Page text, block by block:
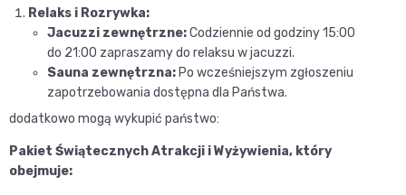
Relaks i Rozrywka:
Jacuzzi zewnętrzne:Codziennie od godziny 15:00
do 21:00 zapraszamy do relaksu w jacuzzi.
Sauna zewnętrzna: Po wcześniejszym zgłoszeniu
zapotrzebowania dostępna dla Państwa.
dodatkowo mogą wykupić państwo:
Pakiet Świątecznych Atrakcji i Wyżywienia, który
obejmuje: